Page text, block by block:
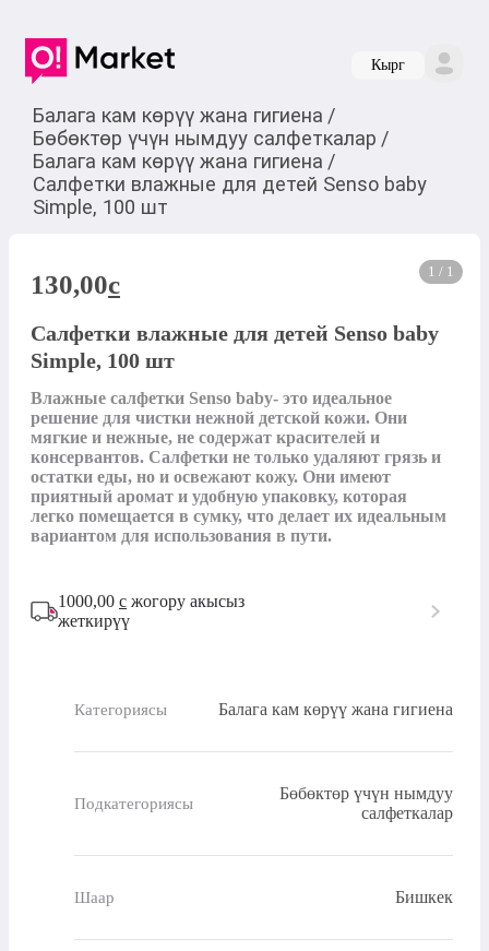
Кырг
Балага кам көрүү жана гигиена /
Бөбөктөр үчүн нымдуу салфеткалар /
Балага кам көрүү жана гигиена /
Салфетки влажные для детей Senso baby
Simple, 100 шт
1 / 1
130,00c
Салфетки влажные для детей Senso baby
Simple, 100 шт
Влажные салфетки Senso baby- это идеальное
решение для чистки нежной детской кожи. Они
мягкие и нежные, не содержат красителей и
консервантов. Салфетки не только удаляют грязь и
остатки еды, но и освежают кожу. Они имеют
приятный аромат и удобную упаковку, которая
легко помещается в сумку, что делает их идеальным
вариантом для использования в пути.
1000,00 с жогору акысыз
жеткирүү
Категориясы Балага кам көрүү жана гигиена
Подкатегориясы
Бөбөктөр үчүн нымдуу
салфеткалар
Шаар Бишкек